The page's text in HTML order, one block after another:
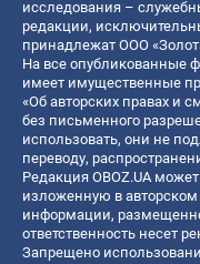
исследования –
редакции,
принадлежат ООО
На все опубликованные
имеет имущественные
«Об авторских правах и
без письменного
использовать, они не
переводу,
Редакция OBOZ.UA
изложенную в авторском
информации,
ответственность несет
Запрещено